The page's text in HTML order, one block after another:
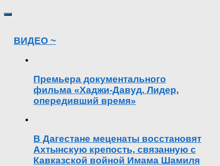
ВИДЕО ~
Премьера документального
фильма «Хаджи-Давуд. Лидер,
опередивший время»
В Дагестане меценаты восстановят
Ахтынскую крепость, связанную с
Кавказской войной Имама Шамиля